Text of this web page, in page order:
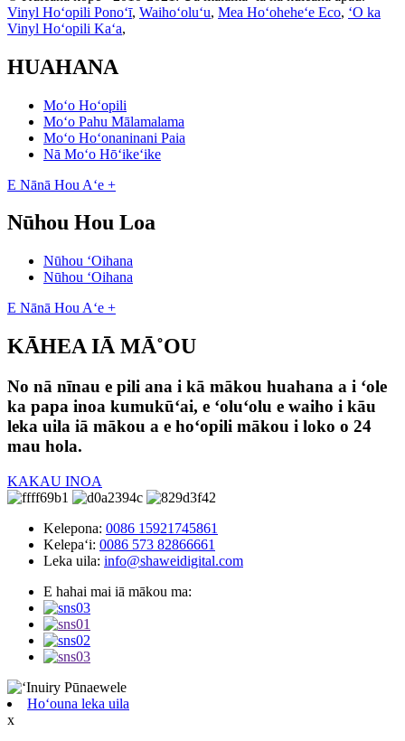
Vinyl Hoʻopili Ponoʻī, Waihoʻoluʻu, Mea Hoʻoheheʻe Eco, ʻO ka
Vinyl Hoʻopili Kaʻa,
HUAHANA
Moʻo Hoʻopili
Moʻo Pahu Mālamalama
Moʻo Hoʻonaninani Paia
Nā Moʻo Hōʻikeʻike
E Nānā Hou Aʻe +
Nūhou Hou Loa
Nūhou ʻOihana
Nūhou ʻOihana
E Nānā Hou Aʻe +
KĀHEA IĀ MĀ˚OU
No nā nīnau e pili ana i kā mākou huahana a i ʻole
ka papa inoa kumukūʻai, e ʻoluʻolu e waiho i kāu
leka uila iā mākou a e hoʻopili mākou i loko o 24
mau hola.
KAKAU INOA
Kelepona: 0086 15921745861
Kelepaʻi: 0086 573 82866661
Leka uila: info@shaweidigital.com
E hahai mai iā mākou ma:
Hoʻouna leka uila
x